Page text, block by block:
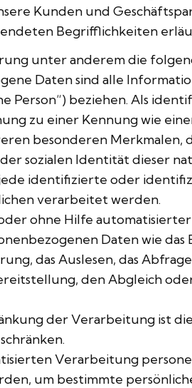
Kunden und
Begrifflichkeiten
unter anderem die
Daten sind alle
Person“) beziehen. Als
zu einer Kennung wie
besonderen Merkmalen,
sozialen Identität dieser
identifizierte oder
verarbeitet werden.
ohne Hilfe
Daten wie das
das Auslesen, das
den Abgleich
der Verarbeitung ist
Verarbeitung
um bestimmte